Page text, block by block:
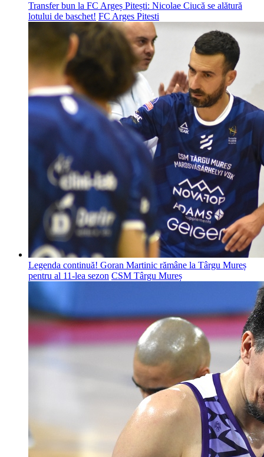
Transfer bun la FC Argeș Pitești: Nicolae Ciucă se alătură
lotului de baschet! FC Arges Pitesti
Legenda continuă! Goran Martinic rămâne la Târgu Mureș
pentru al 11-lea sezon CSM Târgu Mureș